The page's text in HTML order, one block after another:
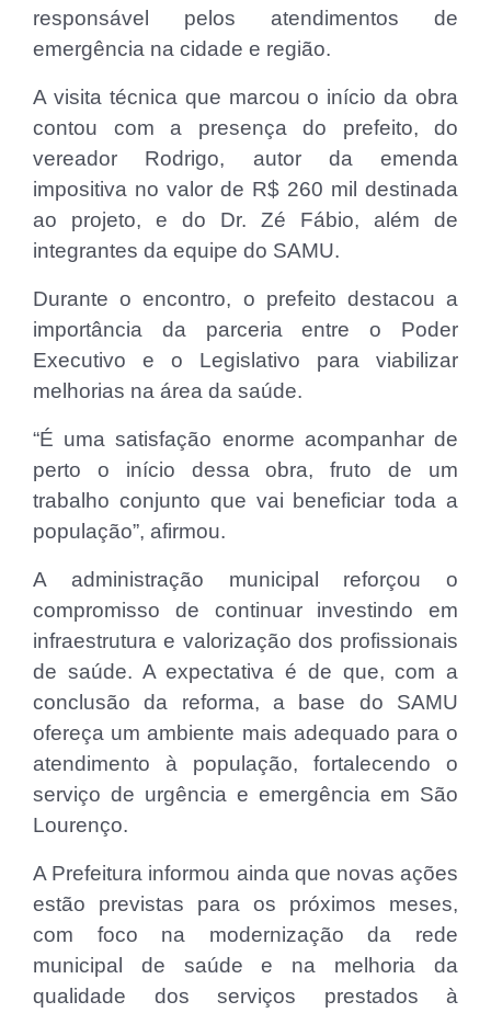
responsável pelos atendimentos de
emergência na cidade e região.
A visita técnica que marcou o início da obra
contou com a presença do prefeito, do
vereador Rodrigo, autor da emenda
impositiva no valor de R$ 260 mil destinada
ao projeto, e do Dr. Zé Fábio, além de
integrantes da equipe do SAMU.
Durante o encontro, o prefeito destacou a
importância da parceria entre o Poder
Executivo e o Legislativo para viabilizar
melhorias na área da saúde.
“É uma satisfação enorme acompanhar de
perto o início dessa obra, fruto de um
trabalho conjunto que vai beneficiar toda a
população”, afirmou.
A administração municipal reforçou o
compromisso de continuar investindo em
infraestrutura e valorização dos profissionais
de saúde. A expectativa é de que, com a
conclusão da reforma, a base do SAMU
ofereça um ambiente mais adequado para o
atendimento à população, fortalecendo o
serviço de urgência e emergência em São
Lourenço.
A Prefeitura informou ainda que novas ações
estão previstas para os próximos meses,
com foco na modernização da rede
municipal de saúde e na melhoria da
qualidade dos serviços prestados à